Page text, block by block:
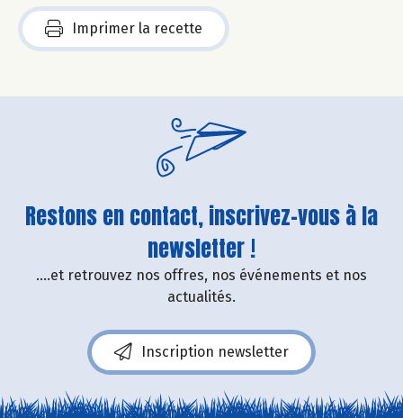
Imprimer la recette
Restons en contact, inscrivez-vous à la
newsletter !
....et retrouvez nos offres, nos événements et nos
actualités.
Inscription newsletter